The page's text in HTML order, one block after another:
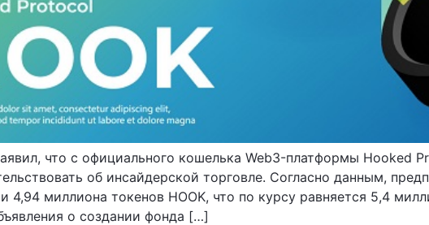
что с официального кошелька Web3-платформы Hooked
об инсайдерской торговле. Согласно данным,
4,94 миллиона токенов HOOK, что по курсу равняется 5,4
о создании фонда […]